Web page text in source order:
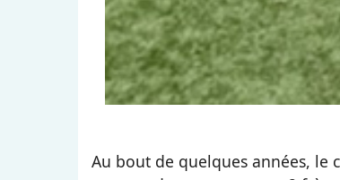
Au bout de quelques années, le